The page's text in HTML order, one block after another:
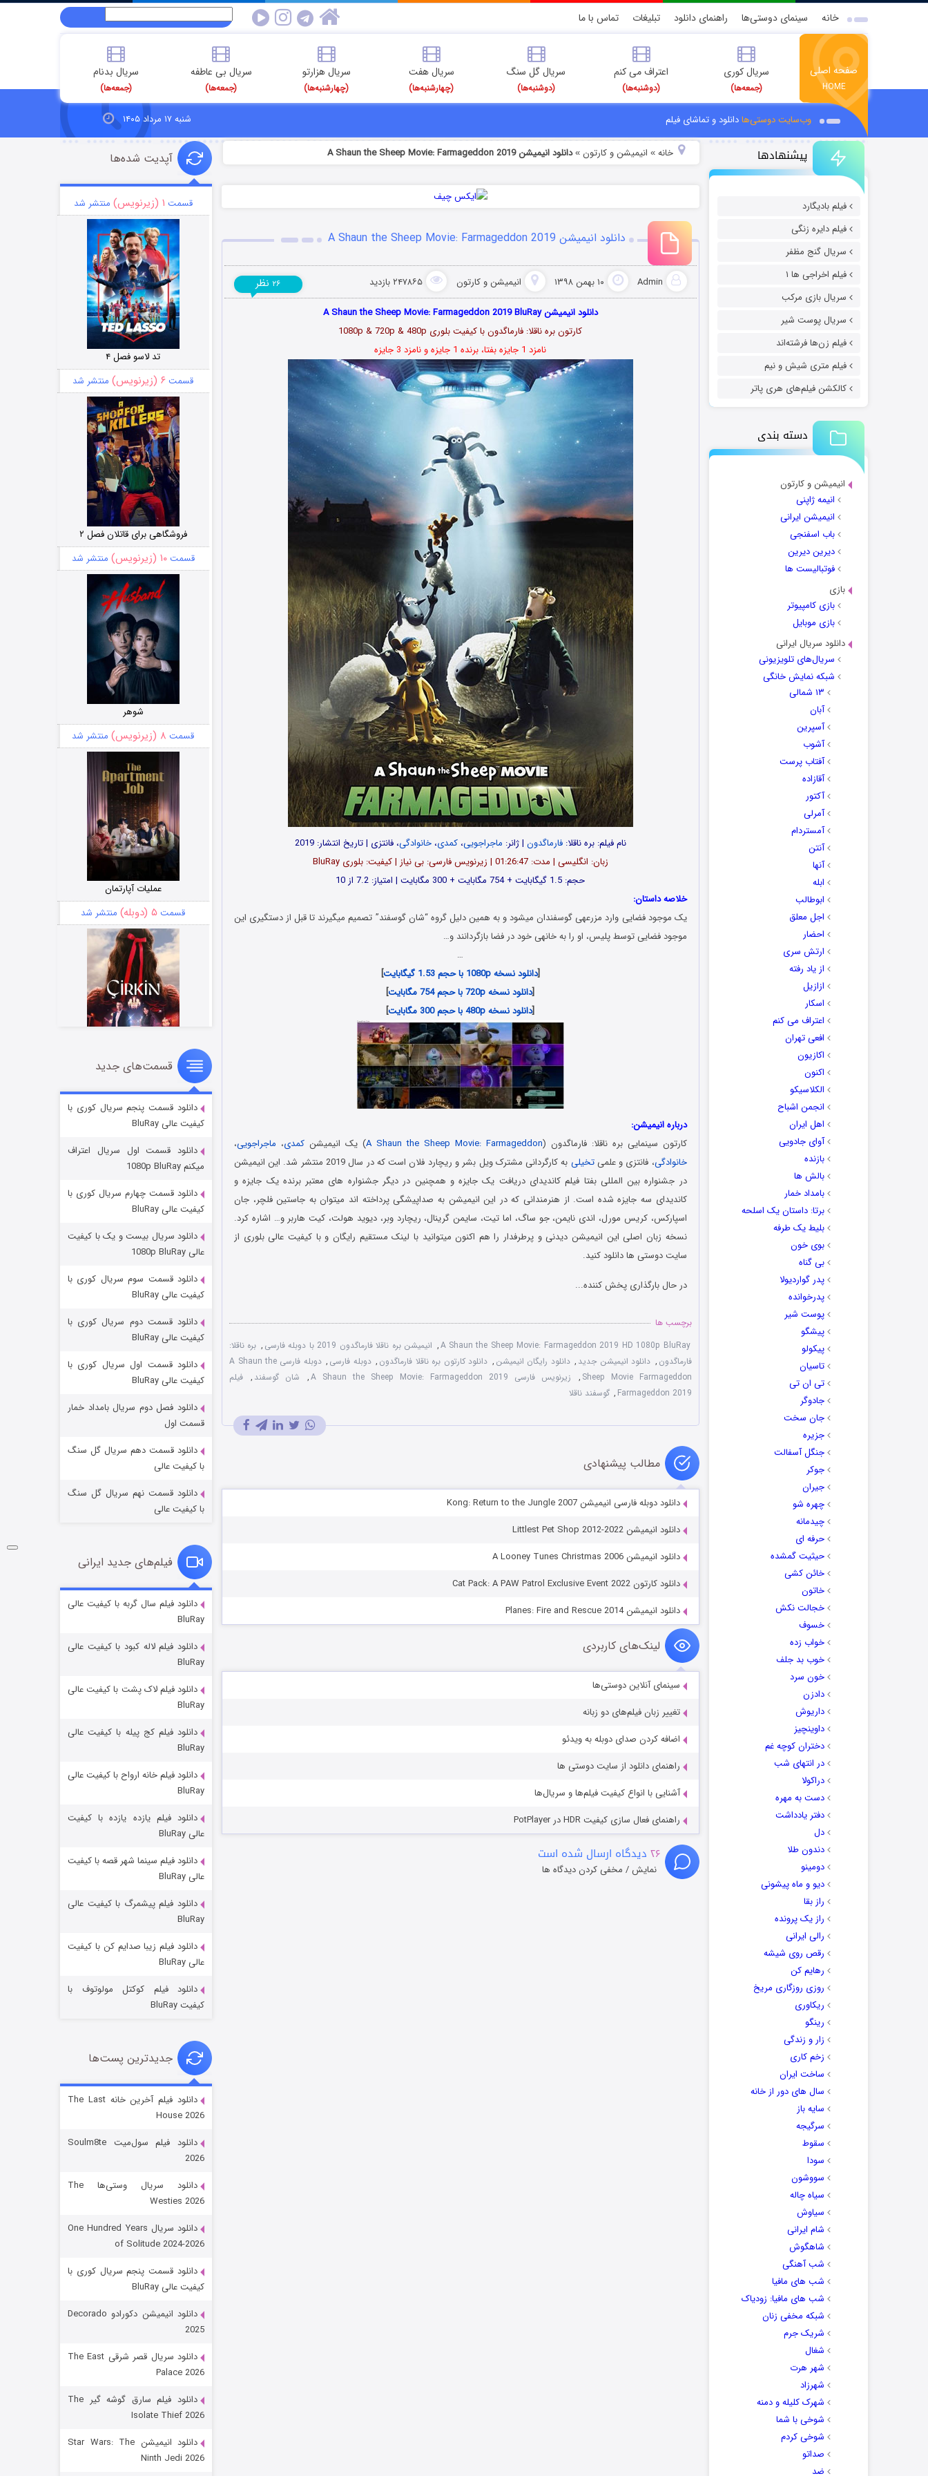
خانه سینمای دوستی‌ها راهنمای دانلود تبلیغات تماس با ما
صفحه اصلی
HOME
سریال کوری
(جمعه‌ها)
اعتراف می کنم
(دوشنبه‌ها)
سریال گل سنگ
(دوشنبه‌ها)
سریال هفت
(چهارشنبه‌ها)
سریال هزارتو
(چهارشنبه‌ها)
سریال بی عاطفه
(جمعه‌ها)
سریال بدنام
(جمعه‌ها)
وب‌سایت دوستی‌هادانلود و تماشای فیلم شنبه ۱۷ مرداد ۱۴۰۵
پیشنهادها
فیلم بادیگارد
فیلم دایره زنگی
سریال گنج مظفر
فیلم اخراجی ها ۱
سریال بازی مرکب
سریال پوست شیر
فیلم زن‌ها فرشته‌اند
فیلم متری شیش و نیم
کالکشن فیلم‌های هری پاتر
دسته بندی
انیمیشن و کارتون
انیمه ژاپنی
انیمیشن ایرانی
باب اسفنجی
دیرین دیرین
فوتبالیست ها
بازی
بازی کامپیوتر
بازی موبایل
دانلود سریال ایرانی
سریال‌های تلویزیونی
شبکه نمایش خانگی
۱۳ شمالی
آبان
آسپرین
آشوب
آفتاب پرست
آقازاده
آکتور
آمرلی
آمستردام
آنتن
آنها
ابله
ابوطالب
اجل معلق
احضار
ارتش سری
از یاد رفته
ازازیل
اسکار
اعتراف می کنم
افعی تهران
اکازیون
اکنون
الکلاسیکو
انجمن اشباح
اهل ایران
آوای جادویی
بازنده
بالش ها
بامداد خمار
برتا: داستان یک اسلحه
بلیط یک‌‌ طرفه
بوی خون
بی گناه
پدر گواردیولا
پدرخوانده
پوست شیر
پیشگو
پیکولو
تاسیان
تی ان تی
جادوگر
جان سخت
جزیره
جنگل آسفالت
جوکر
جیران
چهره شو
چیدمانه
حرفه ای
حیثیت گمشده
خائن کشی
خاتون
خجالت نکش
خسوف
خواب زده
خوب بد جلف
خون سرد
دادزن
داریوش
داوینچیز
دختران کوچه غم
در انتهای شب
دراکولا
دست به مهره
دفتر یادداشت
دل
دندون طلا
دومینو
دیو و ماه پیشونی
راز بقا
راز یک پرونده
رالی ایرانی
رقص روی شیشه
رهایم کن
روزی روزگاری مریخ
ریکاوری
رینگو
زار و زندگی
زخم کاری
ساخت ایران
سال های دور از خانه
سایه باز
سرگیجه
سقوط
سودا
سووشون
سیاه چاله
سیاوش
شام ایرانی
شاهگوش
شب آهنگی
شب های مافیا
شب های مافیا: زودیاک
شبکه مخفی زنان
شریک جرم
شغال
شهر هرت
شهرزاد
شهرک کلیله و دمنه
شوخی با شما
شوخی کردم
صداتو
ضد
خانه» انیمیشن و کارتون »دانلود انیمیشن A Shaun the Sheep Movie: Farmageddon 2019
دانلود انیمیشن A Shaun the Sheep Movie: Farmageddon 2019
Admin ۱۰ بهمن ۱۳۹۸ انیمیشن و کارتون ۲۴۷۸۶۵ بازدید ۲۶ نظر
دانلود انیمیشن A Shaun the Sheep Movie: Farmageddon 2019 BluRay
کارتون بره ناقلا: فارماگدون با کیفیت بلوری 1080p & 720p & 480p
نامزد 1 جایزه بفتا، برنده 1 جایزه و نامزد 3 جایزه
نام فیلم: بره ناقلا:فارماگدون | ژانر: ماجراجویی،کمدی،خانوادگی، فانتزی | تاریخ انتشار: 2019
زبان: انگلیسی | مدت: 01:26:47 | زیرنویس فارسی: بی نیاز | کیفیت: بلوری BluRay
حجم: 1.5 گیگابایت + 754 مگابایت + 300 مگابایت | امتیاز: 7.2 از 10
خلاصه داستان:
یک موجود فضایی وارد مزرعه‎ی گوسفندان می‎شود و به همین دلیل گروه “شان گوسفند” تصمیم می‎گیرند تا قبل از دستگیری این
موجود فضایی توسط پلیس، او را به خانه‎ی خود در فضا بازگردانند و…
…
[دانلود نسخه 1080p با حجم 1.53 گیگابایت
]
[دانلود نسخه 720p با حجم 754 مگابایت
]
[دانلود نسخه 480p با حجم 300 مگابایت ]
درباره انیمیشن:
کارتون سینمایی بره ناقلا: فارماگدون (A Shaun the Sheep Movie: Farmageddon) یک انیمیشنکمدی، ماجراجویی،
خانوادگی، فانتزی و علمیتخیلی
به کارگردانی مشترک ویل بشر و ریچارد فلان است که در سال 2019 منتشر شد. این انیمیشن
در جشنواره بین المللی بفتا فیلم کاندیدای دریافت یک جایزه و همچنین در دیگر جشنواره های معتبر برنده یک جایزه و
کاندیدای سه جایزه شده است. از هنرمندانی که در این انیمیشن به صداپیشگی پرداخته اند میتوان به جاستین فلچر، جان
اسپارکس، کریس مورل، اندی نایمن، جو ساگ، اما تیت، سایمن گرینال، ریچارد وبر، دیوید هولت، کیت هاربر و… اشاره کرد.
نسخه زبان اصلی این انیمیشن دیدنی و پرطرفدار را هم اکنون میتوانید با لینک مستقیم رایگان و با کیفیت عالی بلوری از
سایت دوستی ها دانلود کنید.
در حال بارگذاری پخش کننده...
برچسب ها
A Shaun the Sheep Movie: Farmageddon 2019 HD 1080p BluRay
, انیمیشن بره ناقلا فارماگدون 2019 با دوبله فارسی , بره ناقلا:
فارماگدون , دانلود انیمیشن جدید , دانلود رایگان انیمیشن , دانلود کارتون بره ناقلا فارماگدون , دوبله فارسی ,
دوبله فارسی A Shaun the
Sheep Movie Farmageddon
, زیرنویس فارسی A Shaun the Sheep Movie: Farmageddon 2019 , شان گوسفند , فیلم
Farmageddon 2019
, گوسفند ناقلا
مطالب پیشنهادی
دانلود دوبله فارسی انیمیشن Kong: Return to the Jungle 2007
دانلود انیمیشن Littlest Pet Shop 2012-2022
دانلود انیمیشن A Looney Tunes Christmas 2006
دانلود کارتون Cat Pack: A PAW Patrol Exclusive Event 2022
دانلود انیمیشن Planes: Fire and Rescue 2014
لینک‌های کاربردی
سینمای آنلاین دوستی‌ها
تغییر زبان فیلم‌های دو زبانه
اضافه کردن صدای دوبله به ویدئو
راهنمای دانلود از سایت دوستی ها
آشنایی با انواع کیفیت فیلم‌ها و سریال‌ها
راهنمای فعال سازی کیفیت HDR در PotPlayer
۲۶ دیدگاه ارسال شده است
نمایش / مخفی کردن دیدگاه ها
آپدیت شده‌ها
قسمت ۱ (زیرنویس) منتشر شد
تد لاسو فصل ۴
قسمت ۶ (زیرنویس) منتشر شد
فروشگاهی برای قاتلان فصل ۲
قسمت۱۰ (زیرنویس) منتشر شد
شوهر
قسمت ۸ (زیرنویس) منتشر شد
عملیات آپارتمان
قسمت ۵ (دوبله) منتشر شد
سریال زشت
قسمت۲ (زیرنویس) منتشر شد
مردگان متحرک: شهر مرده ۳
شکست استوارت در نجات جهان
قسمت ۷ (زیرنویس) منتشر شد
شوگر فصل ۲
قسمت
خاندان اژدها فصل ۳
جادوگری در مغولستان
قسمت
رویایی برای تو
قسمت
قسمت‌های جدید
دانلود قسمت پنجم سریال کوری با
کیفیت عالی BluRay
دانلود قسمت اول سریال اعتراف
میکنم 1080p BluRay
دانلود قسمت چهارم سریال کوری با
کیفیت عالی BluRay
دانلود سریال بیست و یک با کیفیت
عالی 1080p BluRay
دانلود قسمت سوم سریال کوری با
کیفیت عالی BluRay
دانلود قسمت دوم سریال کوری با
کیفیت عالی BluRay
دانلود قسمت اول سریال کوری با
کیفیت عالی BluRay
دانلود فصل دوم سریال بامداد خمار
قسمت اول
دانلود قسمت دهم سریال گل سنگ
با کیفیت عالی
دانلود قسمت نهم سریال گل سنگ
با کیفیت عالی
فیلم‌های جدید ایرانی
دانلود فیلم سال گربه با کیفیت عالی
BluRay
دانلود فیلم لاله کبود با کیفیت عالی
BluRay
دانلود فیلم لاک پشت با کیفیت عالی
BluRay
دانلود فیلم کج‌ پیله با کیفیت عالی
BluRay
دانلود فیلم خانه ارواح با کیفیت عالی
BluRay
دانلود فیلم یازده یازده با کیفیت
عالی BluRay
دانلود فیلم سینما شهر قصه با کیفیت
عالی BluRay
دانلود فیلم پیشمرگ با کیفیت عالی
BluRay
دانلود فیلم زیبا صدایم کن با کیفیت
عالی BluRay
دانلود فیلم کوکتل مولوتوف با
کیفیت BluRay
جدیدترین پست‌ها
دانلود فیلم آخرین خانه The Last
House 2026
دانلود فیلم سول‌میت Soulm8te
2026
دانلود سریال وستی‌ها The
Westies 2026
دانلود سریال One Hundred Years
of Solitude 2024-2026
دانلود قسمت پنجم سریال کوری با
کیفیت عالی BluRay
دانلود انیمیشن دکورادو Decorado
2025
دانلود سریال قصر شرقی The East
Palace 2026
دانلود فیلم سارق گوشه گیر The
Isolate Thief 2026
دانلود انیمیشن Star Wars: The
Ninth Jedi 2026